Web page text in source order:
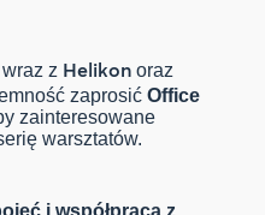
wraz z Helikon oraz
zaprosić Office
zainteresowane
warsztatów.